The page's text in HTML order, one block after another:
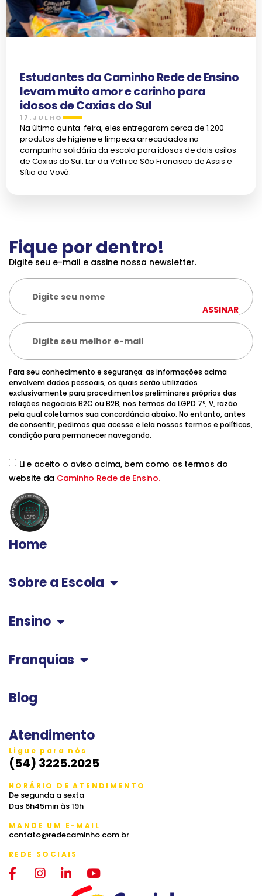
Estudantes da Caminho Rede de Ensino
levam muito amor e carinho para
idosos de Caxias do Sul
17.JULHO
Na última quinta-feira, eles entregaram cerca de 1.200
produtos de higiene e limpeza arrecadados na
campanha solidária da escola para idosos de dois asilos
de Caxias do Sul: Lar da Velhice São Francisco de Assis e
Sítio do Vovô.
Fique por dentro!
Digite seu e-mail e assine nossa newsletter.
Para seu conhecimento e segurança: as informações acima
envolvem dados pessoais, os quais serão utilizados
exclusivamente para procedimentos preliminares próprios das
relações negociais B2C ou B2B, nos termos da LGPD 7º, V, razão
pela qual coletamos sua concordância abaixo. No entanto, antes
de consentir, pedimos que acesse e leia nossos termos e políticas,
condição para permanecer navegando.
Li e aceito o aviso acima, bem como os termos do
website da Caminho Rede de Ensino.
ASSINAR
Home
Sobre a Escola
Ensino
Franquias
Blog
Atendimento
Ligue para nós
(54) 3225.2025
HORÁRIO DE ATENDIMENTO
De segunda a sexta
Das 6h45min às 19h
MANDE UM E-MAIL
contato@redecaminho.com.br
REDE SOCIAIS